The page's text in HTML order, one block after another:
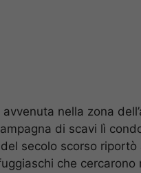
nella zona
di scavi lì
del secolo scorso riportò
che cercarono